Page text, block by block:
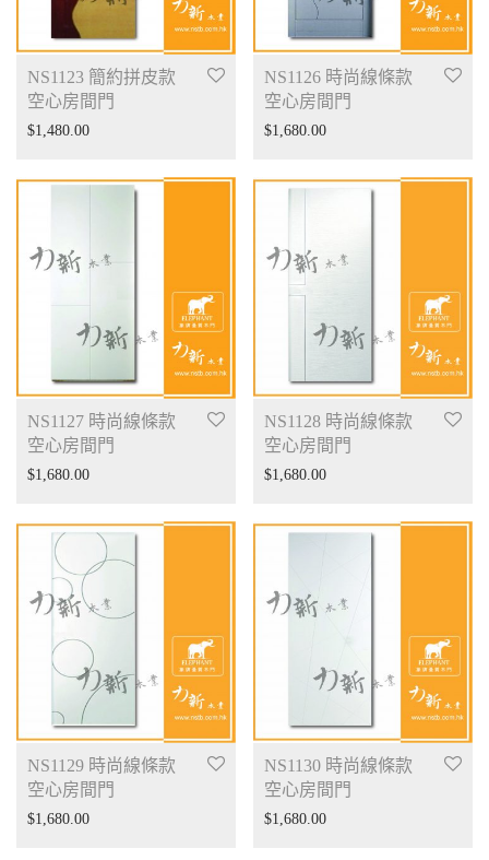
NS1123 簡約拼皮款
空心房間門
$1,480.00
NS1126 時尚線條款
空心房間門
$1,680.00
NS1127 時尚線條款
空心房間門
$1,680.00
NS1128 時尚線條款
空心房間門
$1,680.00
NS1129 時尚線條款
空心房間門
$1,680.00
NS1130 時尚線條款
空心房間門
$1,680.00